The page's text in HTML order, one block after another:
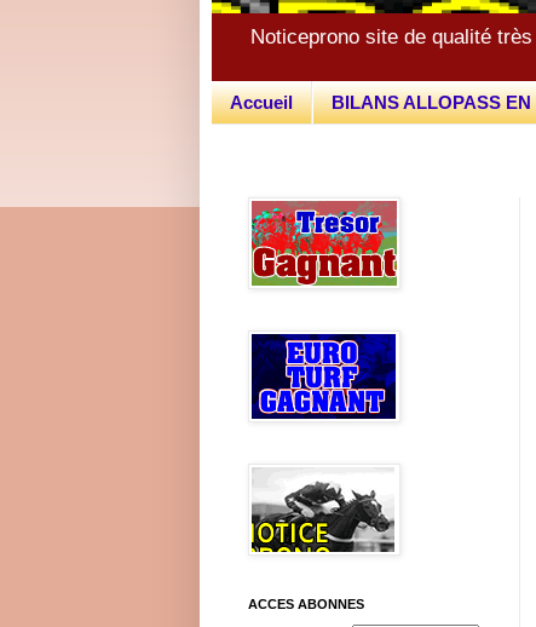
Noticeprono site de qualité
Accueil BILANS ALLOPASS EN
ACCES ABONNES